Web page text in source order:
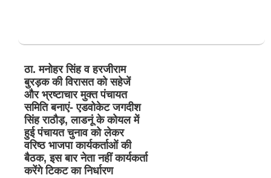
ठा. मनोहर सिंह व हरजीराम
बुरड़क की विरासत को सहेजें
और भ्रष्टाचार मुक्त पंचायत
समिति बनाएं- एडवोकेट जगदीश
सिंह राठौड़, लाडनूं के कोयल में
हुई पंचायत चुनाव को लेकर
वरिष्ठ भाजपा कार्यकर्ताओं की
बैठक, इस बार नेता नहीं कार्यकर्ता
करेंगे टिकट का निर्धारण